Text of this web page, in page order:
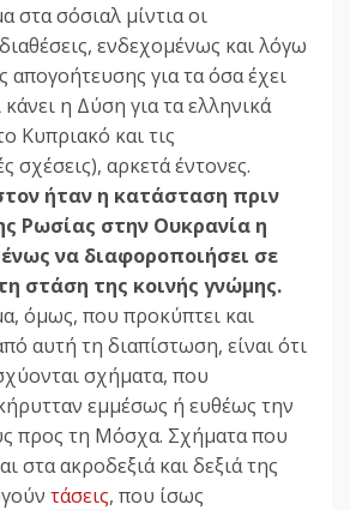
στα σόσιαλ μίντια οι
ενδεχομένως και λόγω
απογοήτευσης για τα όσα έχει
κάνει η Δύση για τα ελληνικά
Κυπριακό και τις
σχέσεις), αρκετά έντονες.
ήταν η κατάσταση πριν
Ρωσίας στην Ουκρανία η
να διαφοροποιήσει σε
στάση της κοινής γνώμης.
όμως, που προκύπτει και
αυτή τη διαπίστωση, είναι ότι
σχήματα, που
εμμέσως ή ευθέως την
προς τη Μόσχα. Σχήματα που
στα ακροδεξιά και δεξιά της
τάσεις, που ίσως